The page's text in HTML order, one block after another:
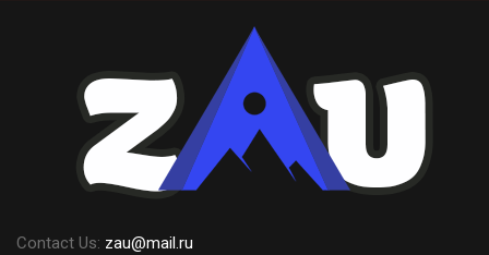
Contact Us: zau@mail.ru